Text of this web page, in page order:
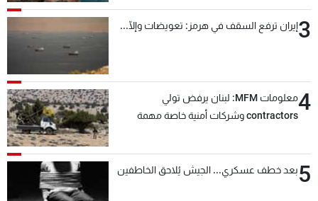
3إيران ترفع السقف في هرمز: تعويضات وإلّا...
4
معلومات MFM: لبنان يرفض تولي
contractors وشركات أمنية خاصة مهمة
5بعد خطف عسكري... الجيش يُلاحق الخاطفين